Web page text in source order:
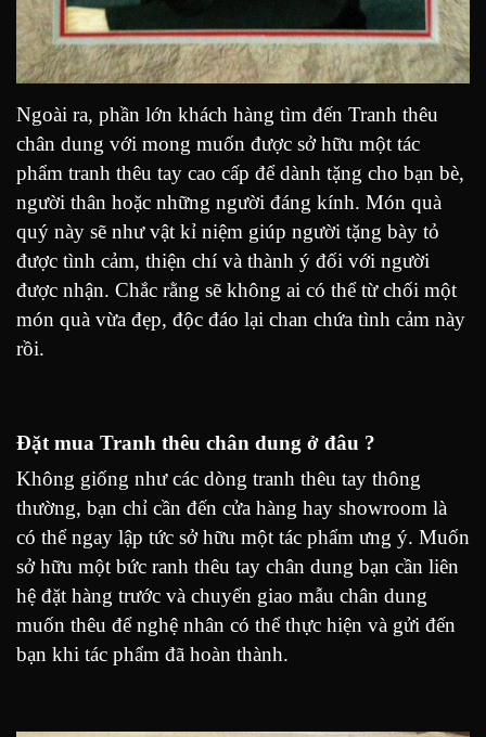
Ngoài ra, phần lớn khách hàng tìm đến Tranh thêu
chân dung với mong muốn được sở hữu một tác
phẩm tranh thêu tay cao cấp để dành tặng cho bạn bè,
người thân hoặc những người đáng kính. Món quà
quý này sẽ như vật kỉ niệm giúp người tặng bày tỏ
được tình cảm, thiện chí và thành ý đối với người
được nhận. Chắc rằng sẽ không ai có thể từ chối một
món quà vừa đẹp, độc đáo lại chan chứa tình cảm này
rồi.
Đặt mua Tranh thêu chân dung ở đâu ?
Không giống như các dòng tranh thêu tay thông
thường, bạn chỉ cần đến cửa hàng hay showroom là
có thể ngay lập tức sở hữu một tác phẩm ưng ý. Muốn
sở hữu một bức ranh thêu tay chân dung bạn cần liên
hệ đặt hàng trước và chuyển giao mẫu chân dung
muốn thêu để nghệ nhân có thể thực hiện và gửi đến
bạn khi tác phẩm đã hoàn thành.